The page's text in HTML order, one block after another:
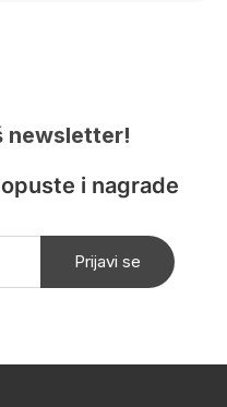
newsletter!
i nagrade
Prijavi se